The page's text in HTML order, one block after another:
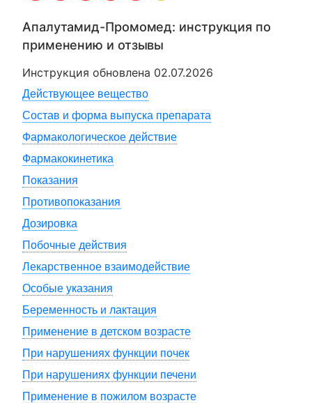
Апалутамид-Промомед: инструкция по
применению и отзывы
Инструкция обновлена 02.07.2026
Действующее вещество
Состав и форма выпуска препарата
Фармакологическое действие
Фармакокинетика
Показания
Противопоказания
Дозировка
Побочные действия
Лекарственное взаимодействие
Особые указания
Беременность и лактация
Применение в детском возрасте
При нарушениях функции почек
При нарушениях функции печени
Применение в пожилом возрасте